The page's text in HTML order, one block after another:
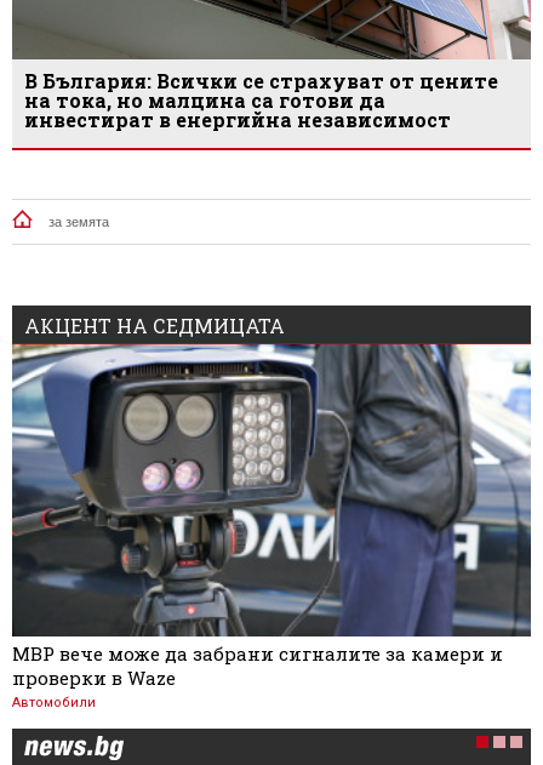
В България: Всички се страхуват от цените
на тока, но малцина са готови да
инвестират в енергийна независимост
за земята
АКЦЕНТ НА СЕДМИЦАТА
МВР вече може да забрани сигналите за камери и
проверки в Waze
Автомобили